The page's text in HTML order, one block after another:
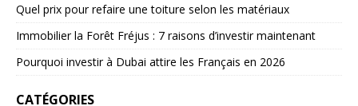
Quel prix pour refaire une toiture selon les matériaux
Immobilier la Forêt Fréjus : 7 raisons d’investir maintenant
Pourquoi investir à Dubai attire les Français en 2026
CATÉGORIES